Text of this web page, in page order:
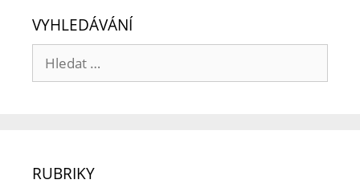
VYHLEDÁVÁNÍ
RUBRIKY